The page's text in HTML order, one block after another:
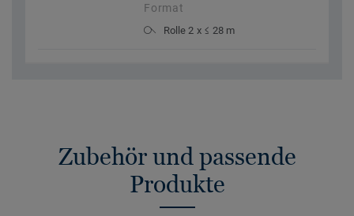
Format
Rolle 2 x ≤ 28 m
Zubehör und passende
Produkte